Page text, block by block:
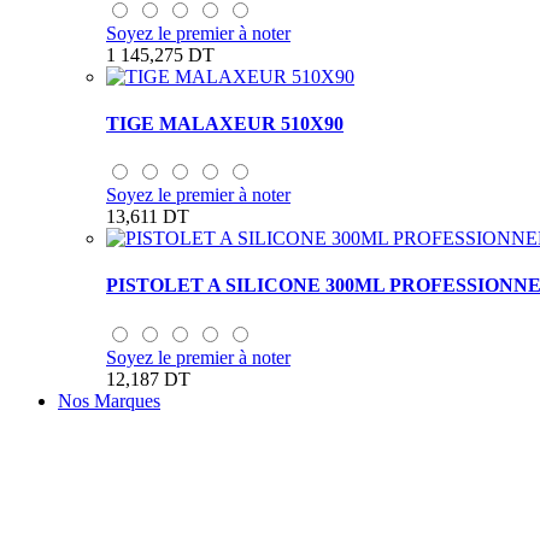
Soyez le premier à noter
1 145,275 DT
TIGE MALAXEUR 510X90
Soyez le premier à noter
13,611 DT
PISTOLET A SILICONE 300ML
Soyez le premier à noter
12,187 DT
Nos Marques